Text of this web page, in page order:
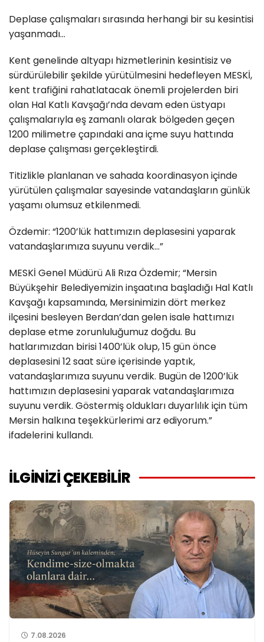
Deplase çalışmaları sırasında herhangi bir su kesintisi
yaşanmadı...
Kent genelinde altyapı hizmetlerinin kesintisiz ve
sürdürülebilir şekilde yürütülmesini hedefleyen MESKİ,
kent trafiğini rahatlatacak önemli projelerden biri
olan Hal Katlı Kavşağı’nda devam eden üstyapı
çalışmalarıyla eş zamanlı olarak bölgeden geçen
1200 milimetre çapındaki ana içme suyu hattında
deplase çalışması gerçekleştirdi.
Titizlikle planlanan ve sahada koordinasyon içinde
yürütülen çalışmalar sayesinde vatandaşların günlük
yaşamı olumsuz etkilenmedi.
Özdemir: “1200’lük hattımızın deplasesini yaparak
vatandaşlarımıza suyunu verdik...”
MESKİ Genel Müdürü Ali Rıza Özdemir; “Mersin
Büyükşehir Belediyemizin inşaatına başladığı Hal Katlı
Kavşağı kapsamında, Mersinimizin dört merkez
ilçesini besleyen Berdan’dan gelen isale hattımızı
deplase etme zorunluluğumuz doğdu. Bu
hatlarımızdan birisi 1400’lük olup, 15 gün önce
deplasesini 12 saat süre içerisinde yaptık,
vatandaşlarımıza suyunu verdik. Bugün de 1200’lük
hattımızın deplasesini yaparak vatandaşlarımıza
suyunu verdik. Göstermiş oldukları duyarlılık için tüm
Mersin halkına teşekkürlerimi arz ediyorum.”
ifadelerini kullandı.
İLGİNİZİ ÇEKEBİLİR
7.08.2026